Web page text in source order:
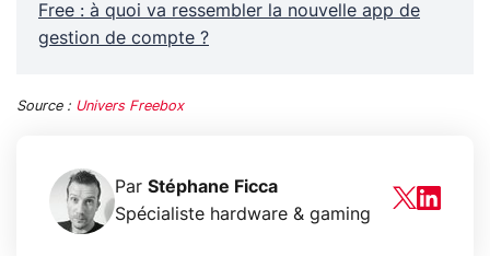
Free : à quoi va ressembler la nouvelle app de
gestion de compte ?
Source : Univers Freebox
Par Stéphane Ficca
Spécialiste hardware & gaming